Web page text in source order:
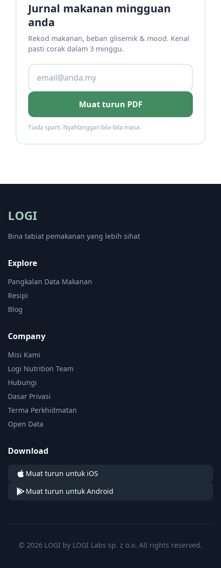
Jurnal makanan mingguan
anda
Rekod makanan, beban glisemik & mood. Kenal
pasti corak dalam 3 minggu.
Muat turun PDF
Tiada spam. Nyahlanggan bila-bila masa.
LOGI
Bina tabiat pemakanan yang lebih sihat
Explore
Pangkalan Data Makanan
Resipi
Blog
Company
Misi Kami
Logi Nutrition Team
Hubungi
Dasar Privasi
Terma Perkhidmatan
Open Data
Download
Muat turun untuk iOS
Muat turun untuk Android
© 2026 LOGI by LOGI Labs sp. z o.o. All rights reserved.